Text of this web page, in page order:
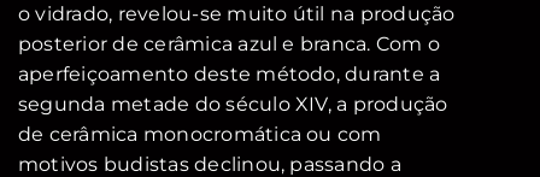
o vidrado, revelou-se muito útil na produção
posterior de cerâmica azul e branca. Com o
aperfeiçoamento deste método, durante a
segunda metade do século XIV, a produção
de cerâmica monocromática ou com
motivos budistas declinou, passando a